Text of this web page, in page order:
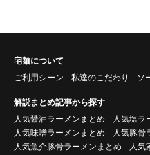
宅麺について
ご利用シーン
私達のこだわり ソ
解説まとめ記事から探す
人気醤油ラーメンまとめ
人気塩ラ
人気味噌ラーメンまとめ
人気豚骨
人気魚介豚骨ラーメンまとめ
人気